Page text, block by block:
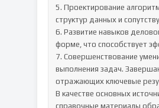
5. Проектирование
структур данных и
6. Развитие навыков
форме, что способствует
7. Совершенствование
выполнения задач.
отражающих ключевые
В качестве основных
справочные материалы